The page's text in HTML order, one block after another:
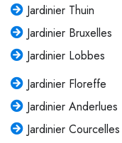
Jardinier Thuin
Jardinier Bruxelles
Jardinier Lobbes
Jardinier Floreffe
Jardinier Anderlues
Jardinier Courcelles